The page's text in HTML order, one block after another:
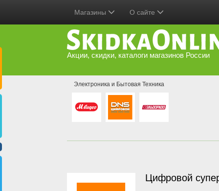
Магазины О сайте
Акции, скидки, каталоги магазинов России
Электроника и Бытовая Техника
Цифровой